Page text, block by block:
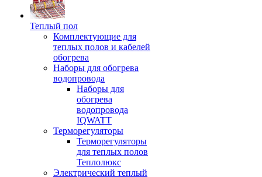
Теплый пол
Комплектующие для
теплых полов и кабелей
обогрева
Наборы для обогрева
водопровода
Наборы для
обогрева
водопровода
IQWATT
Терморегуляторы
Терморегуляторы
для теплых полов
Теплолюкс
Электрический теплый